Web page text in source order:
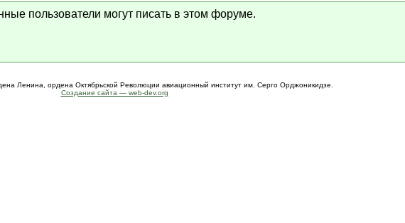
пользователи могут писать в этом форуме.
Ленина, ордена Октябрьской Революции авиационный институт им. Серго Орджоникидзе.
Создание сайта — web-dev.org